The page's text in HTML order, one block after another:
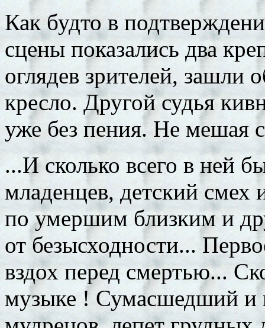
Как будто в
сцены показались два
оглядев зрителей, зашли
кресло. Другой судья
уже без пения. Не мешая
...И сколько всего в ней
младенцев, детский смех
по умершим близким и
от безысходности...
вздох перед смертью...
музыке ! Сумасшедший и